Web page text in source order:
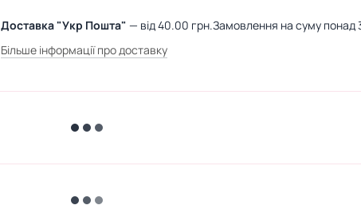
Доставка "Укр Пошта" — від 40.00 грн.Замовлення на суму понад
Більше інформації про доставку